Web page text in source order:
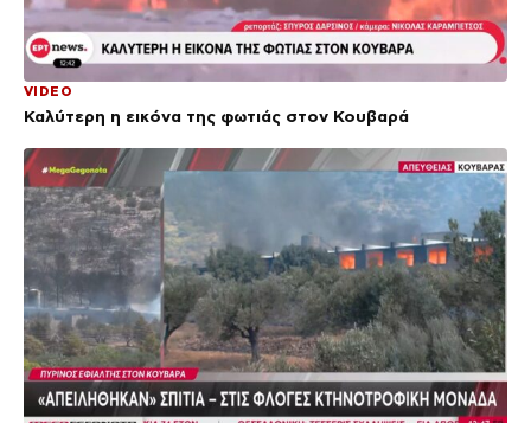
VIDEO
Καλύτερη η εικόνα της φωτιάς στον Κουβαρά